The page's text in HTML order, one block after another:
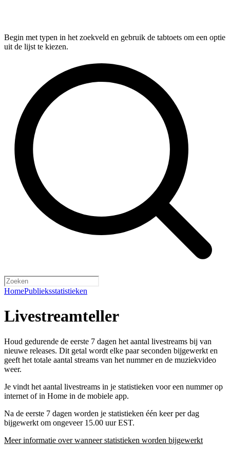
Begin met typen in het zoekveld en gebruik de tabtoets om een optie
uit de lijst te kiezen.
HomePublieksstatistieken
Livestreamteller
Houd gedurende de eerste 7 dagen het aantal livestreams bij van
nieuwe releases. Dit getal wordt elke paar seconden bijgewerkt en
geeft het totale aantal streams van het nummer en de muziekvideo
weer.
Je vindt het aantal livestreams in je statistieken voor een nummer op
internet of in Home in de mobiele app.
Na de eerste 7 dagen worden je statistieken één keer per dag
bijgewerkt om ongeveer 15.00 uur EST.
Meer informatie over wanneer statistieken worden bijgewerkt